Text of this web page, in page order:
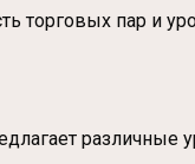
торговых пар и
различные